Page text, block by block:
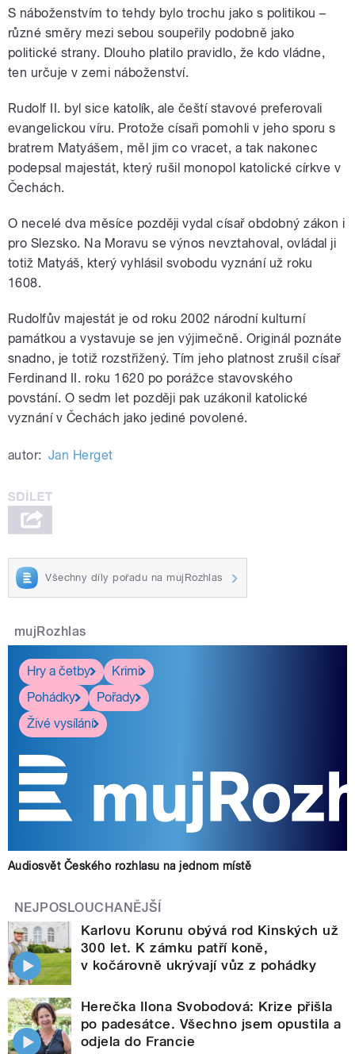
S náboženstvím to tehdy bylo trochu jako s politikou –
různé směry mezi sebou soupeřily podobně jako
politické strany. Dlouho platilo pravidlo, že kdo vládne,
ten určuje v zemi náboženství.
Rudolf II. byl sice katolík, ale čeští stavové preferovali
evangelickou víru. Protože císaři pomohli v jeho sporu s
bratrem Matyášem, měl jim co vracet, a tak nakonec
podepsal majestát, který rušil monopol katolické církve v
Čechách.
O necelé dva měsíce později vydal císař obdobný zákon i
pro Slezsko. Na Moravu se výnos nevztahoval, ovládal ji
totiž Matyáš, který vyhlásil svobodu vyznání už roku
1608.
Rudolfův majestát je od roku 2002 národní kulturní
památkou a vystavuje se jen výjimečně. Originál poznáte
snadno, je totiž rozstřižený. Tím jeho platnost zrušil císař
Ferdinand II. roku 1620 po porážce stavovského
povstání. O sedm let později pak uzákonil katolické
vyznání v Čechách jako jediné povolené.
autor: Jan Herget
Všechny díly pořadu na mujRozhlas
mujRozhlas
Hry a četby
Krimi
Pohádky
Pořady
Živé vysílání
Audiosvět Českého rozhlasu na jednom místě
NEJPOSLOUCHANĚJŠÍ
Karlovu Korunu obývá rod Kinských už
300 let. K zámku patří koně,
v kočárovně ukrývají vůz z pohádky
Herečka Ilona Svobodová: Krize přišla
po padesátce. Všechno jsem opustila a
odjela do Francie